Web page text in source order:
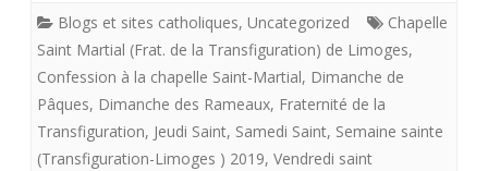
la
Semaine
Sainte
Blogs et sites catholiques, Uncategorized
Chapelle
Saint Martial (Frat. de la Transfiguration) de Limoges,
Confession à la chapelle Saint-Martial, Dimanche de
Pâques, Dimanche des Rameaux, Fraternité de la
Transfiguration, Jeudi Saint, Samedi Saint, Semaine sainte
(Transfiguration-Limoges ) 2019, Vendredi saint